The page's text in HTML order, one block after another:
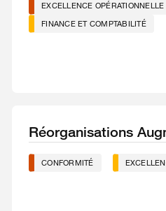
EXCELLENCE OPÉRATIONNELLE
FINANCE ET COMPTABILITÉ
Réorganisations
CONFORMITÉ